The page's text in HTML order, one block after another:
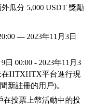
瓜分 5,000 USDT 獎勵
— 2023年1 1 月 3日
日 00:00 - 2023年1 1 月 3
在HTXHTX平台進行現
新註冊的用戶)。
在投票上幣活動中的投